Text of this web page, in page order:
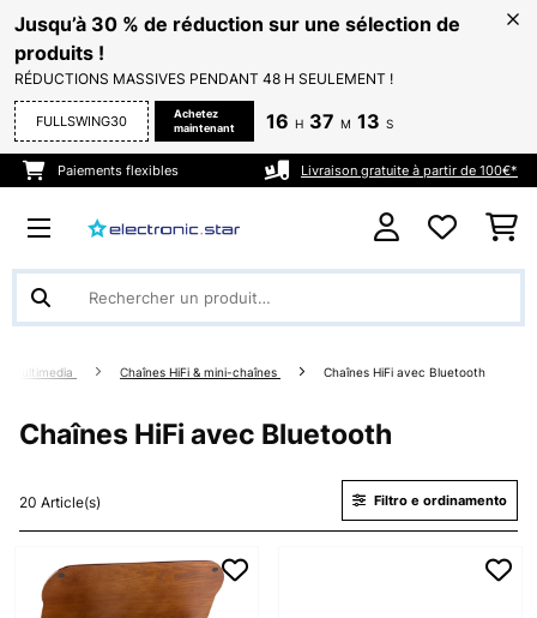
Jusqu’à 30 % de réduction sur une sélection de
produits !
RÉDUCTIONS MASSIVES PENDANT 48 H SEULEMENT !
FULLSWING30
Achetez
maintenant
16 H 37 M 12 S
Paiements flexibles Livraison gratuite à partir de 100€*
Multimedia Chaînes HiFi & mini-chaînes Chaînes HiFi avec Bluetooth
Chaînes HiFi avec Bluetooth
20 Article(s) Filtro e ordinamento